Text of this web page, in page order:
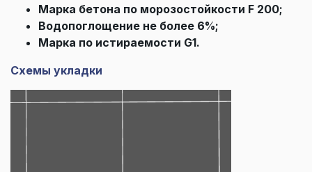
Марка бетона по морозостойкости F 200;
Водопоглощение не более 6%;
Марка по истираемости G1.
Схемы укладки